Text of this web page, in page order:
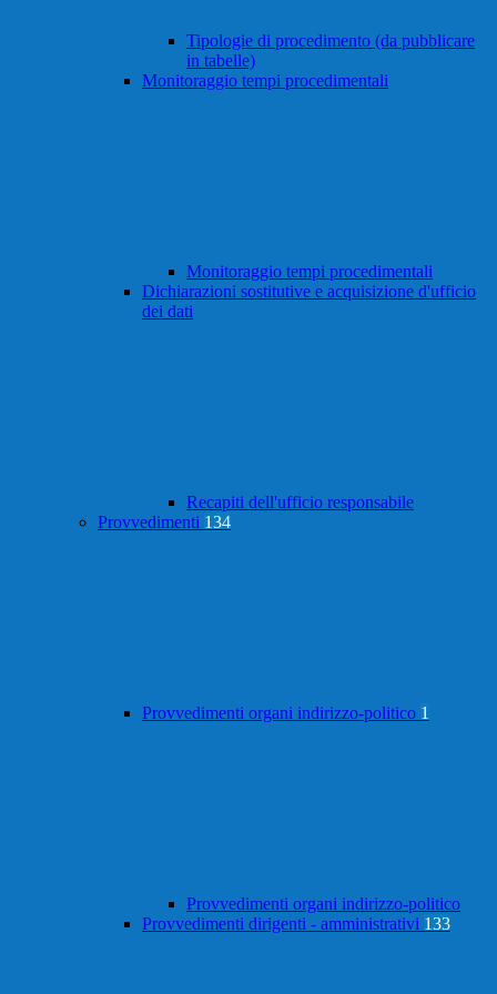
Tipologie di procedimento (da pubblicare
in tabelle)
Monitoraggio tempi procedimentali
Monitoraggio tempi procedimentali
Dichiarazioni sostitutive e acquisizione d'ufficio
dei dati
Recapiti dell'ufficio responsabile
Provvedimenti 134
Provvedimenti organi indirizzo-politico 1
Provvedimenti organi indirizzo-politico
Provvedimenti dirigenti - amministrativi 133